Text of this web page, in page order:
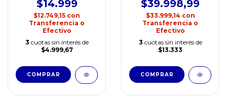
$14.999
$12.749,15 con
Transferencia o
Efectivo
3 cuotas sin interés de
$4.999,67
$39.998,99
$33.999,14 con
Transferencia o
Efectivo
3 cuotas sin interés de
$13.333